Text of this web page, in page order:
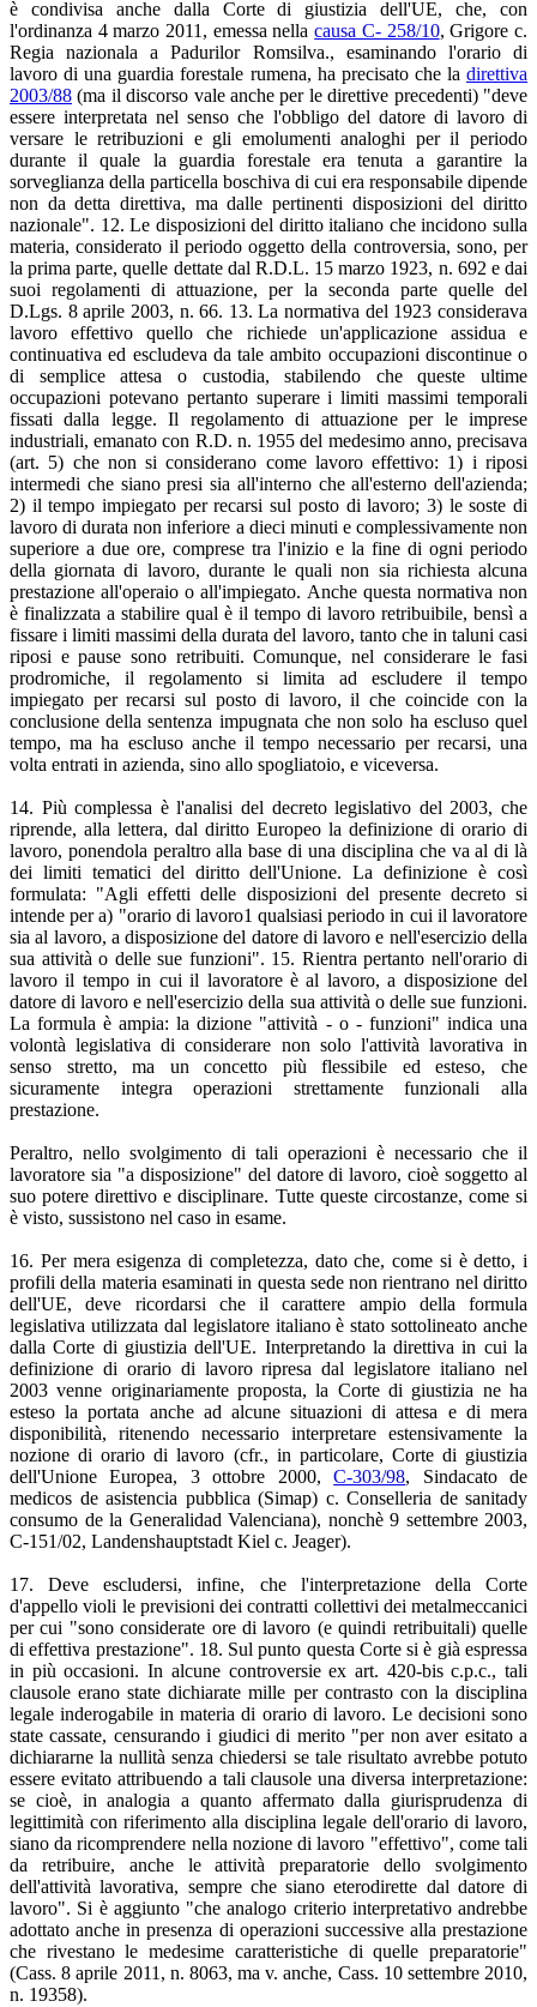
è condivisa anche dalla Corte di giustizia dell'UE, che, con
l'ordinanza 4 marzo 2011, emessa nellacausa C- 258/10, Grigore c.
Regia nazionala a Padurilor Romsilva., esaminando l'orario di
lavoro di una guardia forestale rumena, ha precisato che la direttiva
2003/88 (ma il discorso vale anche per le direttive precedenti) "deve
essere interpretata nel senso che l'obbligo del datore di lavoro di
versare le retribuzioni e gli emolumenti analoghi per il periodo
durante il quale la guardia forestale era tenuta a garantire la
sorveglianza della particella boschiva di cui era responsabile dipende
non da detta direttiva, ma dalle pertinenti disposizioni del diritto
nazionale". 12. Le disposizioni del diritto italiano che incidono sulla
materia, considerato il periodo oggetto della controversia, sono, per
la prima parte, quelle dettate dal R.D.L. 15 marzo 1923, n. 692 e dai
suoi regolamenti di attuazione, per la seconda parte quelle del
D.Lgs. 8 aprile 2003, n. 66. 13. La normativa del 1923 considerava
lavoro effettivo quello che richiede un'applicazione assidua e
continuativa ed escludeva da tale ambito occupazioni discontinue o
di semplice attesa o custodia, stabilendo che queste ultime
occupazioni potevano pertanto superare i limiti massimi temporali
fissati dalla legge. Il regolamento di attuazione per le imprese
industriali, emanato con R.D. n. 1955 del medesimo anno, precisava
(art. 5) che non si considerano come lavoro effettivo: 1) i riposi
intermedi che siano presi sia all'interno che all'esterno dell'azienda;
2) il tempo impiegato per recarsi sul posto di lavoro; 3) le soste di
lavoro di durata non inferiore a dieci minuti e complessivamente non
superiore a due ore, comprese tra l'inizio e la fine di ogni periodo
della giornata di lavoro, durante le quali non sia richiesta alcuna
prestazione all'operaio o all'impiegato. Anche questa normativa non
è finalizzata a stabilire qual è il tempo di lavoro retribuibile, bensì a
fissare i limiti massimi della durata del lavoro, tanto che in taluni casi
riposi e pause sono retribuiti. Comunque, nel considerare le fasi
prodromiche, il regolamento si limita ad escludere il tempo
impiegato per recarsi sul posto di lavoro, il che coincide con la
conclusione della sentenza impugnata che non solo ha escluso quel
tempo, ma ha escluso anche il tempo necessario per recarsi, una
volta entrati in azienda, sino allo spogliatoio, e viceversa.
14. Più complessa è l'analisi del decreto legislativo del 2003, che
riprende, alla lettera, dal diritto Europeo la definizione di orario di
lavoro, ponendola peraltro alla base di una disciplina che va al di là
dei limiti tematici del diritto dell'Unione. La definizione è così
formulata: "Agli effetti delle disposizioni del presente decreto si
intende per a) "orario di lavoro1 qualsiasi periodo in cui il lavoratore
sia al lavoro, a disposizione del datore di lavoro e nell'esercizio della
sua attività o delle sue funzioni". 15. Rientra pertanto nell'orario di
lavoro il tempo in cui il lavoratore è al lavoro, a disposizione del
datore di lavoro e nell'esercizio della sua attività o delle sue funzioni.
La formula è ampia: la dizione "attività - o - funzioni" indica una
volontà legislativa di considerare non solo l'attività lavorativa in
senso stretto, ma un concetto più flessibile ed esteso, che
sicuramente integra operazioni strettamente funzionali alla
prestazione.
Peraltro, nello svolgimento di tali operazioni è necessario che il
lavoratore sia "a disposizione" del datore di lavoro, cioè soggetto al
suo potere direttivo e disciplinare. Tutte queste circostanze, come si
è visto, sussistono nel caso in esame.
16. Per mera esigenza di completezza, dato che, come si è detto, i
profili della materia esaminati in questa sede non rientrano nel diritto
dell'UE, deve ricordarsi che il carattere ampio della formula
legislativa utilizzata dal legislatore italiano è stato sottolineato anche
dalla Corte di giustizia dell'UE. Interpretando la direttiva in cui la
definizione di orario di lavoro ripresa dal legislatore italiano nel
2003 venne originariamente proposta, la Corte di giustizia ne ha
esteso la portata anche ad alcune situazioni di attesa e di mera
disponibilità, ritenendo necessario interpretare estensivamente la
nozione di orario di lavoro (cfr., in particolare, Corte di giustizia
dell'Unione Europea, 3 ottobre 2000,C-303/98, Sindacato de
medicos de asistencia pubblica (Simap) c. Conselleria de sanitady
consumo de la Generalidad Valenciana), nonchè 9 settembre 2003,
C-151/02, Landenshauptstadt Kiel c. Jeager).
17. Deve escludersi, infine, che l'interpretazione della Corte
d'appello violi le previsioni dei contratti collettivi dei metalmeccanici
per cui "sono considerate ore di lavoro (e quindi retribuitali) quelle
di effettiva prestazione". 18. Sul punto questa Corte si è già espressa
in più occasioni. In alcune controversie ex art. 420-bis c.p.c., tali
clausole erano state dichiarate mille per contrasto con la disciplina
legale inderogabile in materia di orario di lavoro. Le decisioni sono
state cassate, censurando i giudici di merito "per non aver esitato a
dichiararne la nullità senza chiedersi se tale risultato avrebbe potuto
essere evitato attribuendo a tali clausole una diversa interpretazione:
se cioè, in analogia a quanto affermato dalla giurisprudenza di
legittimità con riferimento alla disciplina legale dell'orario di lavoro,
siano da ricomprendere nella nozione di lavoro "effettivo", come tali
da retribuire, anche le attività preparatorie dello svolgimento
dell'attività lavorativa, sempre che siano eterodirette dal datore di
lavoro". Si è aggiunto "che analogo criterio interpretativo andrebbe
adottato anche in presenza di operazioni successive alla prestazione
che rivestano le medesime caratteristiche di quelle preparatorie"
(Cass. 8 aprile 2011, n. 8063, ma v. anche, Cass. 10 settembre 2010,
n. 19358).